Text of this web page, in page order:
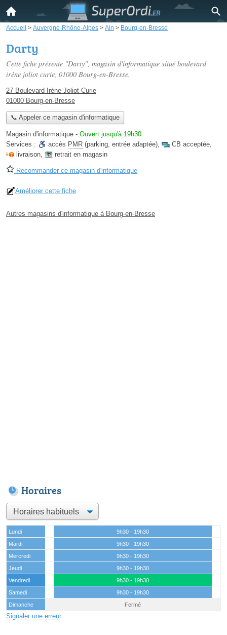
Accueil > Auvergne-Rhône-Alpes > Ain > Bourg-en-Bresse
Darty
Cette fiche présente "Darty", magasin d'informatique situé boulevard
irène joliot curie, 01000 Bourg-en-Bresse.
27 Boulevard Irène Joliot Curie
01000 Bourg-en-Bresse
📞 Appeler ce magasin d'informatique
Magasin d'informatique - Ouvert jusqu'à 19h30
Services :
accès PMR (parking, entrée adaptée), CB acceptée,
livraison, retrait en magasin
Recommander ce magasin d'informatique
Améliorer cette fiche
Autres magasins d'informatique à Bourg-en-Bresse
Horaires
Lundi
9h30 - 19h30
Mardi
9h30 - 19h30
Mercredi
9h30 - 19h30
Jeudi
9h30 - 19h30
Vendredi
9h30 - 19h30
Samedi
9h30 - 19h30
Dimanche
Fermé
Signaler une erreur